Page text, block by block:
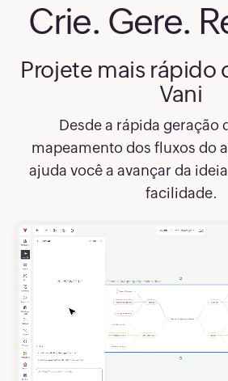
Crie. Gere.
Projete mais rápido
Vani
Desde a rápida geração
mapeamento dos fluxos do
ajuda você a avançar da
facilidade.